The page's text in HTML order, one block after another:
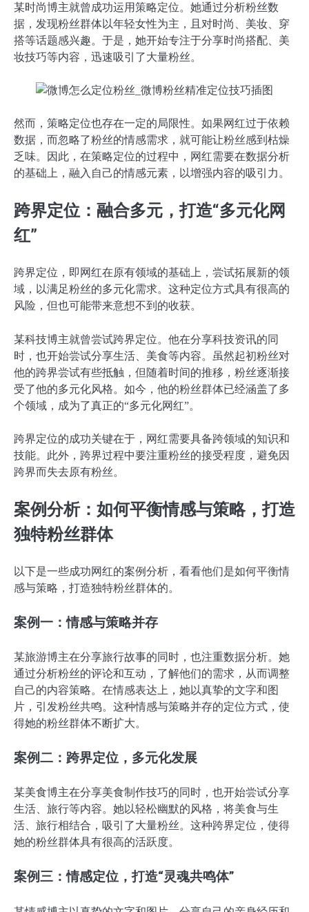
某时尚博主就曾成功运用策略定位。她通过分析粉丝数
据，发现粉丝群体以年轻女性为主，且对时尚、美妆、穿
搭等话题感兴趣。于是，她开始专注于分享时尚搭配、美
妆技巧等内容，迅速吸引了大量粉丝。
然而，策略定位也存在一定的局限性。如果网红过于依赖
数据，而忽略了粉丝的情感需求，就可能让粉丝感到枯燥
乏味。因此，在策略定位的过程中，网红需要在数据分析
的基础上，融入自己的情感元素，以增强内容的吸引力。
跨界定位：融合多元，打造“多元化网
红”
跨界定位，即网红在原有领域的基础上，尝试拓展新的领
域，以满足粉丝的多元化需求。这种定位方式具有很高的
风险，但也可能带来意想不到的收获。
某科技博主就曾尝试跨界定位。他在分享科技资讯的同
时，也开始尝试分享生活、美食等内容。虽然起初粉丝对
他的跨界尝试有些抵触，但随着时间的推移，粉丝逐渐接
受了他的多元化风格。如今，他的粉丝群体已经涵盖了多
个领域，成为了真正的“多元化网红”。
跨界定位的成功关键在于，网红需要具备跨领域的知识和
技能。此外，跨界过程中要注重粉丝的接受程度，避免因
跨界而失去原有粉丝。
案例分析：如何平衡情感与策略，打造
独特粉丝群体
以下是一些成功网红的案例分析，看看他们是如何平衡情
感与策略，打造独特粉丝群体的。
案例一：情感与策略并存
某旅游博主在分享旅行故事的同时，也注重数据分析。她
通过分析粉丝的评论和互动，了解他们的需求，从而调整
自己的内容策略。在情感表达上，她以真挚的文字和图
片，引发粉丝共鸣。这种情感与策略并存的定位方式，使
得她的粉丝群体不断扩大。
案例二：跨界定位，多元化发展
某美食博主在分享美食制作技巧的同时，也开始尝试分享
生活、旅行等内容。她以轻松幽默的风格，将美食与生
活、旅行相结合，吸引了大量粉丝。这种跨界定位，使得
她的粉丝群体具有很高的活跃度。
案例三：情感定位，打造“灵魂共鸣体”